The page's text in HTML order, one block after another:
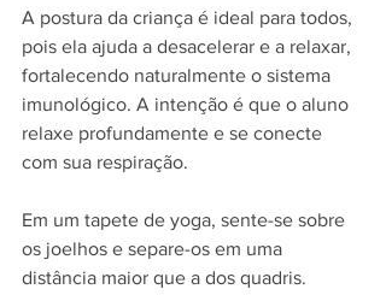
A postura da criança é ideal para todos,
pois ela ajuda a desacelerar e a relaxar,
fortalecendo naturalmente o sistema
imunológico. A intenção é que o aluno
relaxe profundamente e se conecte
com sua respiração.
Em um tapete de yoga, sente-se sobre
os joelhos e separe-os em uma
distância maior que a dos quadris.